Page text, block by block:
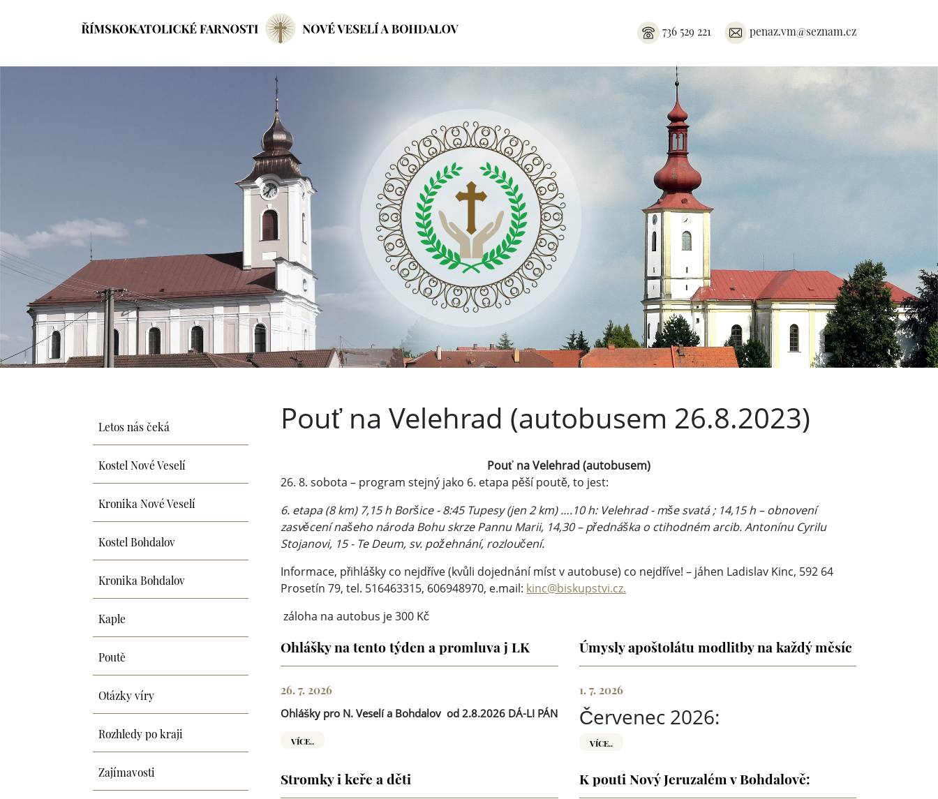
736 529 221 penaz.vm@seznam.cz
Letos nás čeká
Kostel Nové Veselí
Kronika Nové Veselí
Kostel Bohdalov
Kronika Bohdalov
Kaple
Poutě
Otázky víry
Rozhledy po kraji
Zajímavosti
Pouť na Velehrad (autobusem 26.8.2023)
Pouť na Velehrad (autobusem)
26. 8. sobota – program stejný jako 6. etapa pěší poutě, to jest:
6. etapa (8 km) 7,15 h Boršice - 8:45 Tupesy (jen 2 km) ….10 h: Velehrad - mše svatá ; 14,15 h – obnovení
zasvěcení našeho národa Bohu skrze Pannu Marii, 14,30 – přednáška o ctihodném arcib. Antonínu Cyrilu
Stojanovi, 15 - Te Deum, sv. požehnání, rozloučení.
Informace, přihlášky co nejdříve (kvůli dojednání míst v autobuse) co nejdříve! – jáhen Ladislav Kinc, 592 64
Prosetín 79, tel. 516463315, 606948970, e.mail: kinc@biskupstvi.cz.
záloha na autobus je 300 Kč
Ohlášky na tento týden a promluva j LK
26. 7. 2026
Ohlášky pro N. Veselí a Bohdalov od 2.8.2026 DÁ-LI PÁN
VÍCE..
Úmysly apoštolátu modlitby na každý měsíc
1. 7. 2026
Červenec 2026:
VÍCE..
Stromky i keře a děti K pouti Nový Jeruzalém v Bohdalově: